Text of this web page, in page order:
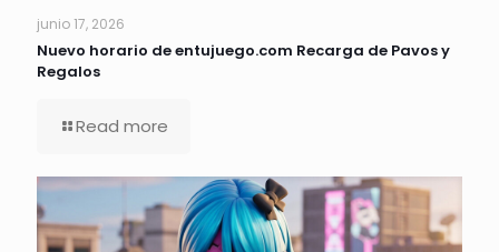
junio 17, 2026
Nuevo horario de entujuego.com Recarga de Pavos y
Regalos
Read more